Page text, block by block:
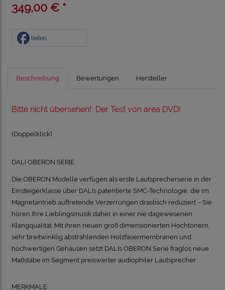
349,00 € *
teilen
Beschreibung Bewertungen Hersteller
Bitte nicht übersehen! Der Test von area DVD!
(Doppelklick)
DALI OBERON SERIE
Die OBERON Modelle verfügen als erste Lautsprecherserie in der
Einsteigerklasse über DALIs patentierte SMC-Technologie, die im
Magnetantrieb auftretende Verzerrungen drastisch reduziert – Sie
hören Ihre Lieblingsmusik daher in einer nie dagewesenen
Klangqualität. Mit ihren neuen groß dimensionierten Hochtönern,
sehr breitwinklig abstrahlenden Holzfasermembranen und
hochwertigen Gehäusen setzt DALIs OBERON Serie fraglos neue
Maßstäbe im Segment preiswerter audiophiler Lautsprecher.
MERKMALE